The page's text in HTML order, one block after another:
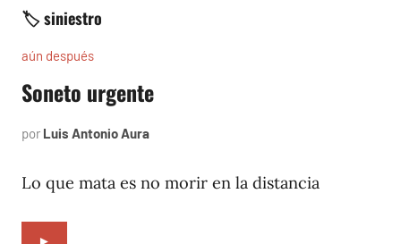
🏷️ siniestro
aún después
Soneto urgente
por Luis Antonio Aura
2007
Lo que mata es no morir en la distancia
►